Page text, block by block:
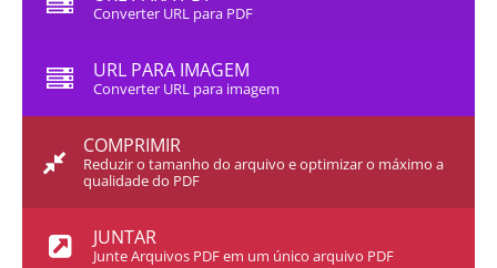
Converter URL para PDF
URL PARA IMAGEM
Converter URL para imagem
COMPRIMIR
Reduzir o tamanho do arquivo e optimizar o máximo a
qualidade do PDF
JUNTAR
Junte Arquivos PDF em um único arquivo PDF